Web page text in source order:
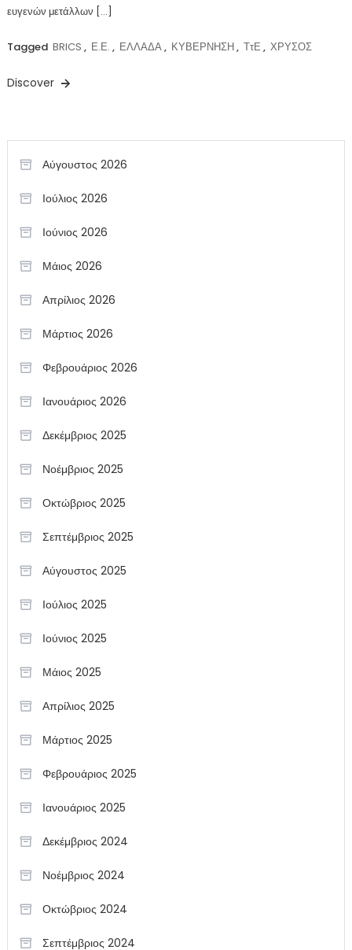
ευγενών μετάλλων […]
Tagged BRICS , Ε.Ε. , ΕΛΛΑΔΑ, ΚΥΒΕΡΝΗΣΗ, ΤτΕ , ΧΡΥΣΟΣ
Discover
Αύγουστος 2026
Ιούλιος 2026
Ιούνιος 2026
Μάιος 2026
Απρίλιος 2026
Μάρτιος 2026
Φεβρουάριος 2026
Ιανουάριος 2026
Δεκέμβριος 2025
Νοέμβριος 2025
Οκτώβριος 2025
Σεπτέμβριος 2025
Αύγουστος 2025
Ιούλιος 2025
Ιούνιος 2025
Μάιος 2025
Απρίλιος 2025
Μάρτιος 2025
Φεβρουάριος 2025
Ιανουάριος 2025
Δεκέμβριος 2024
Νοέμβριος 2024
Οκτώβριος 2024
Σεπτέμβριος 2024